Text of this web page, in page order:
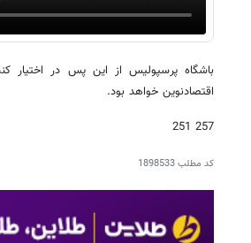
باشگاه پرسپولیس از این پس در اختیار
اقتصادنوین خواهد بود.
257 251
کد مطلب1898533